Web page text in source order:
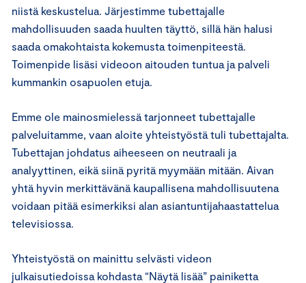
niistä keskustelua. Järjestimme tubettajalle
mahdollisuuden saada huulten täyttö, sillä hän halusi
saada omakohtaista kokemusta toimenpiteestä.
Toimenpide lisäsi videoon aitouden tuntua ja palveli
kummankin osapuolen etuja.
Emme ole mainosmielessä tarjonneet tubettajalle
palveluitamme, vaan aloite yhteistyöstä tuli tubettajalta.
Tubettajan johdatus aiheeseen on neutraali ja
analyyttinen, eikä siinä pyritä myymään mitään. Aivan
yhtä hyvin merkittävänä kaupallisena mahdollisuutena
voidaan pitää esimerkiksi alan asiantuntijahaastattelua
televisiossa.
Yhteistyöstä on mainittu selvästi videon
julkaisutiedoissa kohdasta “Näytä lisää” painiketta